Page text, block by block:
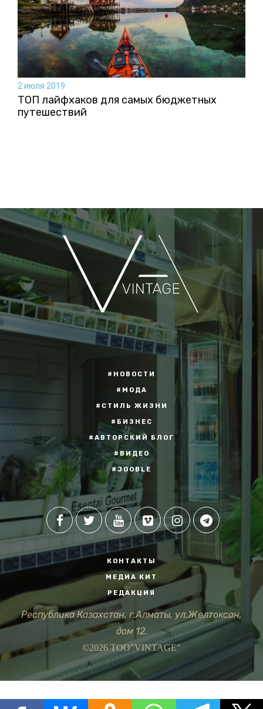
2 июля 2019
ТОП лайфхаков для самых бюджетных
путешествий
#НОВОСТИ
#МОДА
#СТИЛЬ ЖИЗНИ
#БИЗНЕС
#АВТОРСКИЙ БЛОГ
#ВИДЕО
#JOOBLE
КОНТАКТЫ
МЕДИА КИТ
РЕДАКЦИЯ
Республика Казахстан, г.Алматы, ул.Желтоксан,
дом 12.
©2026 ТОО"VINTAGE"